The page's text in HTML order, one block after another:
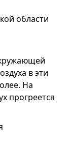
области
в эти
На
прогреется